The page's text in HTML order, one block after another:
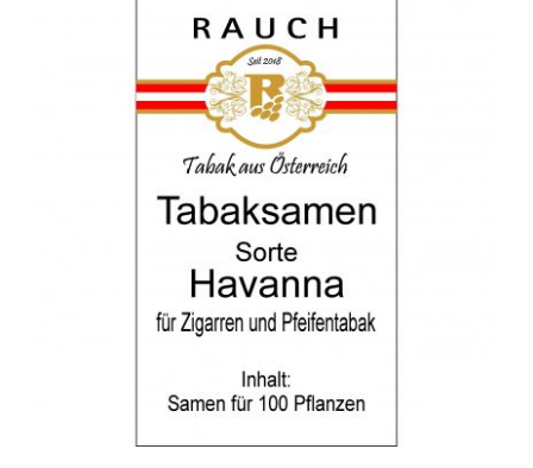
Shop
Kontakt